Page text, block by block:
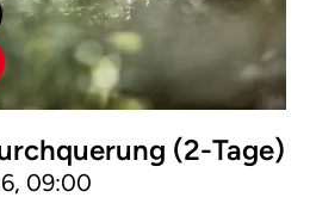
(2-Tage)
09:00